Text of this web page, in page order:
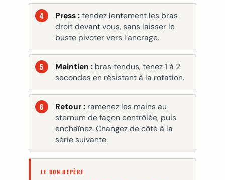
Press :tendez lentement les bras
droit devant vous, sans laisser le
buste pivoter vers l’ancrage.
Maintien :bras tendus, tenez 1 à 2
secondes en résistant à la rotation.
Retour :ramenez les mains au
sternum de façon contrôlée, puis
enchaînez. Changez de côté à la
série suivante.
LE BON REPÈRE